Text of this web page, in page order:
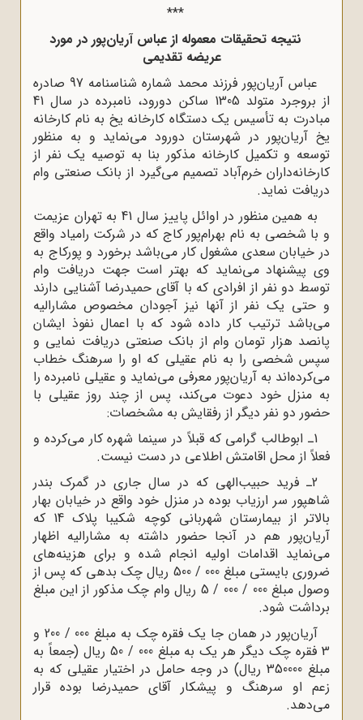
***
نتیجه تحقیقات معموله از عباس آریان‌پور در مورد
عریضه تقدیمی
عباس آریان‌پور فرزند محمد شماره شناسنامه 97 صادره
از بروجرد متولد 1305 ساکن دورود، نامبرده در سال 41
مبادرت به تأسیس یک دستگاه کارخانه یخ به نام کارخانه
یخ آریان‌پور در شهرستان دورود می‌نماید و به منظور
توسعه و تکمیل کارخانه مذکور بنا به توصیه یک نفر از
کارخانه‌داران خرم‌آباد تصمیم می‌گیرد از بانک صنعتی وام
دریافت نماید.
به همین منظور در اوائل پاییز سال 41 به تهران عزیمت
و با شخصی به نام بهرام‌پور کاج که در شرکت رامیاد واقع
در خیابان سعدی مشغول کار می‌باشد برخورد و پورکاج به
وی پیشنهاد می‌نماید که بهتر است جهت دریافت وام
توسط دو نفر از افرادی که با آقای حمیدرضا آشنایی دارند
و حتی یک نفر از آنها نیز آجودان مخصوص مشارالیه
می‌باشد ترتیب کار داده شود که با اعمال نفوذ ایشان
پانصد هزار تومان وام از بانک صنعتی دریافت نمایی و
سپس شخصی را به نام عقیلی که او را سرهنگ خطاب
می‌‌کرده‌اند به آریان‌پور معرفی می‌نماید و عقیلی نامبرده را
به منزل خود دعوت می‌کند، پس از چند روز عقیلی با
حضور دو نفر دیگر از رفقایش به مشخصات:
1ـ ابوطالب گرامی که قبلاً در سینما شهره کار می‌کرده و
فعلاً از محل اقامتش اطلاعی در دست نیست.
2ـ فرید حبیب‌الهی که در سال جاری در گمرک بندر
شاهپور سر ارزیاب بوده در منزل خود واقع در خیابان بهار
بالاتر از بیمارستان شهربانی کوچه شکیبا پلاک 14 که
آریان‌پور هم در آنجا حضور داشته به مشارالیه اظهار
می‌نماید اقدامات اولیه انجام شده و برای هزینه‌های
ضروری بایستی مبلغ 000 / 500 ریال چک بدهی که پس از
وصول مبلغ 000 / 000 / 5 ریال وام چک مذکور از این مبلغ
برداشت شود.
آریان‌پور در همان جا یک فقره چک به مبلغ 000 / 200 و
3 فقره چک دیگر هر یک به مبلغ 000 / 50 ریال (جمعاً به
مبلغ 350000 ریال) در وجه حامل در اختیار عقیلی که به
زعم او سرهنگ و پیشکار آقای حمیدرضا بوده قرار
می‌دهد.